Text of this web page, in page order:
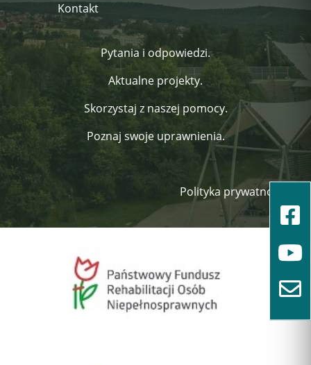
Kontakt
Pytania i odpowiedzi.
Aktualne projekty.
Skorzystaj z naszej pomocy.
Poznaj swoje uprawnienia.
Polityka prywatności